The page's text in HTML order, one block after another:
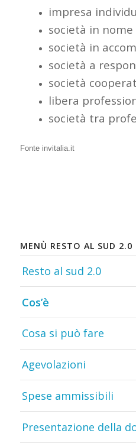
impresa
società in
società in
società a
società
libera
società tra
Fonte invitalia.it
MENÙ RESTO AL SUD 2.0
Resto al sud 2.0
Cos’è
Cosa si può fare
Agevolazioni
Spese ammissibili
Presentazione della